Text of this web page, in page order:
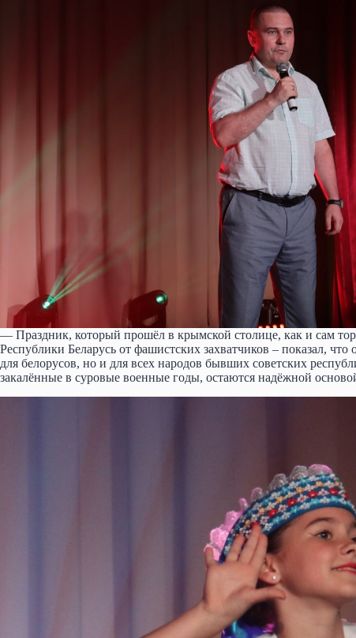
— Праздник, который прошёл в крымской столице, как и сам
Республики Беларусь от фашистских захватчиков – показал,
для белорусов, но и для всех народов бывших советских
закалённые в суровые военные годы, остаются надёжной